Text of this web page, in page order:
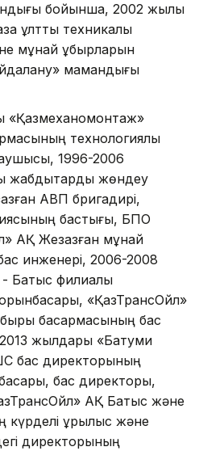
бойынша, 2002 жылы
ұлттық техникалық
мұнай құбырларын
мамандығы
«Қазмеханомонтаж»
технологиялық
1996-2006
жабдықтарды жөндеу
АВП бригадирі,
бастығы, БПО
АҚ Жезқазған мұнай
инженері, 2006-2008
Батыс филиалы
«ҚазТрансОйл»
басқармасының бас
жылдары «Батуми
бас директорының
бас директоры,
АҚ Батыс және
құрылыс және
директорының